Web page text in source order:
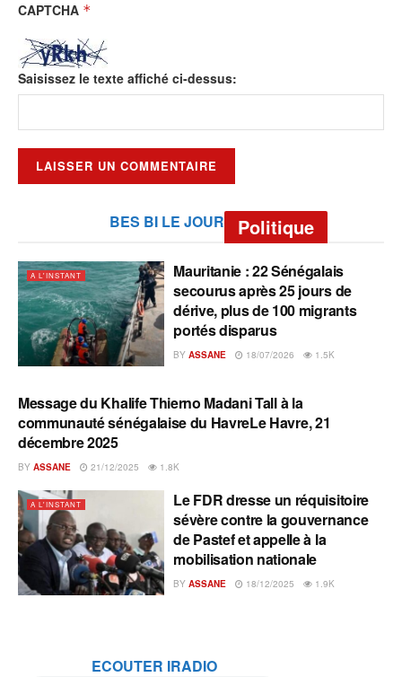
CAPTCHA *
Saisissez le texte affiché ci-dessus:
BES BI LE JOUR Politique
A L'INSTANT
Mauritanie : 22 Sénégalais
secourus après 25 jours de
dérive, plus de 100 migrants
portés disparus
BY ASSANE 18/07/2026 1.5K
A L'INSTANT
Message du Khalife Thierno Madani Tall à la
communauté sénégalaise du HavreLe Havre, 21
décembre 2025
BY ASSANE 21/12/2025 1.8K
A L'INSTANT
Le FDR dresse un réquisitoire
sévère contre la gouvernance
de Pastef et appelle à la
mobilisation nationale
BY ASSANE 18/12/2025 1.9K
ECOUTER IRADIO